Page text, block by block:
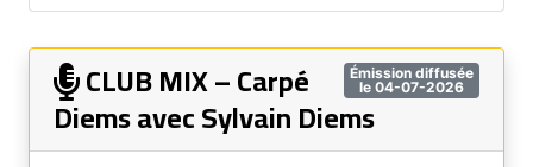
Émission diffusée
le 04-07-2026
CLUB MIX – Carpé
Diems avec Sylvain Diems